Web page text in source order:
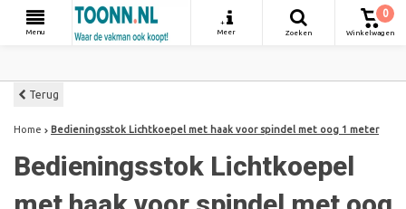
Menu
+
Meer
Zoeken
0
Winkelwagen
Terug
Home Bedieningsstok Lichtkoepel met haak voor spindel met oog 1 meter
Bedieningsstok Lichtkoepel